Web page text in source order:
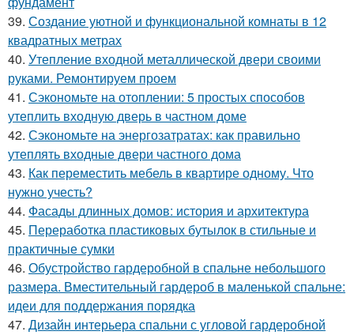
39. Создание уютной и функциональной комнаты в 12
квадратных метрах
40. Утепление входной металлической двери своими
руками. Ремонтируем проем
41. Сэкономьте на отоплении: 5 простых способов
утеплить входную дверь в частном доме
42. Сэкономьте на энергозатратах: как правильно
утеплять входные двери частного дома
43. Как переместить мебель в квартире одному. Что
нужно учесть?
44. Фасады длинных домов: история и архитектура
45. Переработка пластиковых бутылок в стильные и
практичные сумки
46. Обустройство гардеробной в спальне небольшого
размера. Вместительный гардероб в маленькой спальне:
идеи для поддержания порядка
47. Дизайн интерьера спальни с угловой гардеробной